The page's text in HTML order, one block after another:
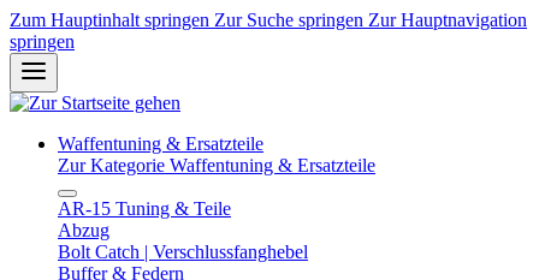
Zum Hauptinhalt springen Zur Suche springen Zur Hauptnavigation
springen
Waffentuning & Ersatzteile
Zur Kategorie Waffentuning & Ersatzteile
AR-15 Tuning & Teile
Abzug
Bolt Catch | Verschlussfanghebel
Buffer & Federn